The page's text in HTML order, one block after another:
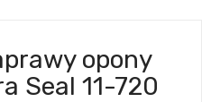
opony
Seal 11-720